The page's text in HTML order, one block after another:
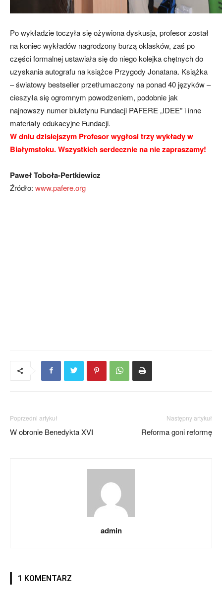
Po wykładzie toczyła się ożywiona dyskusja, profesor został
na koniec wykładów nagrodzony burzą oklasków, zaś po
części formalnej ustawiała się do niego kolejka chętnych do
uzyskania autografu na książce Przygody Jonatana. Książka
– światowy bestseller przetłumaczony na ponad 40 języków –
cieszyła się ogromnym powodzeniem, podobnie jak
najnowszy numer biuletynu Fundacji PAFERE „IDEE” i inne
materiały edukacyjne Fundacji.
W dniu dzisiejszym Profesor wygłosi trzy wykłady w
Białymstoku. Wszystkich serdecznie na nie zapraszamy!
Paweł Toboła-Pertkiewicz
Źródło: www.pafere.org
Poprzedni artykuł
W obronie Benedykta XVI
Następny artykuł
Reforma goni reformę
admin
1 KOMENTARZ